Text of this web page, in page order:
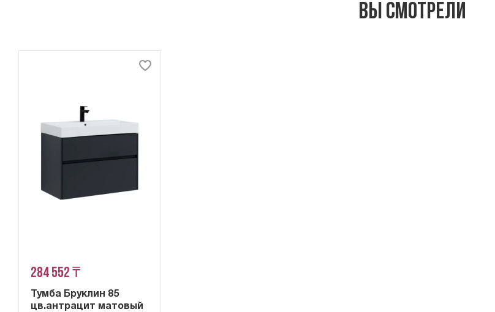
Вы смотрели
284 552 ₸
Тумба Бруклин 85
цв.антрацит матовый